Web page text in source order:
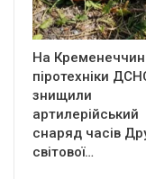
На
піротехніки
знищили
артилерійський
снаряд часів
світової…